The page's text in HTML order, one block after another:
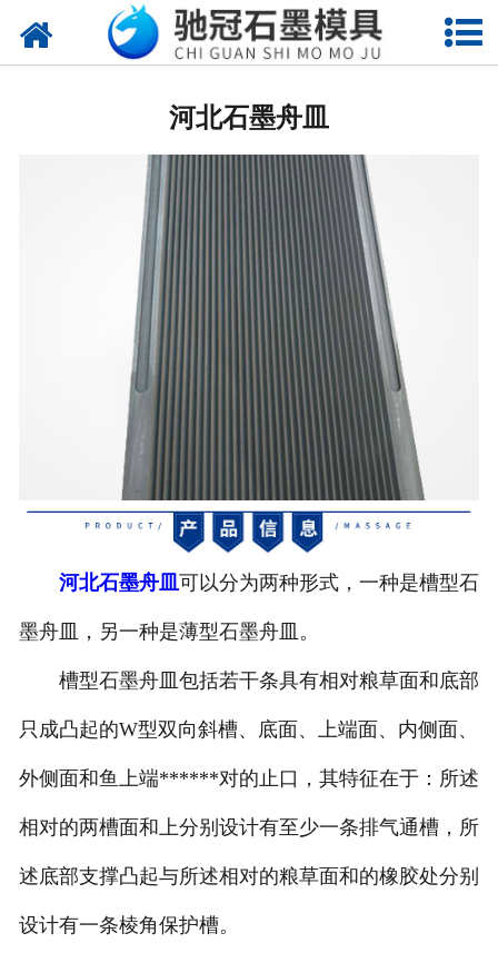
网站首页
河北电子产品模具
河北石墨管(棒板)
河北冶炼行业模具
河北石墨垫片模具
河北电子烧结模具
河北玻璃首饰模具
河北避雷产品模具
河北石墨原料
河北电子产品
河北石墨舟皿
河北石墨舟皿可以分为两种形式，一种是槽型石
墨舟皿，另一种是薄型石墨舟皿。
槽型石墨舟皿包括若干条具有相对粮草面和底部
只成凸起的W型双向斜槽、底面、上端面、内侧面、
外侧面和鱼上端******对的止口，其特征在于：所述
相对的两槽面和上分别设计有至少一条排气通槽，所
述底部支撑凸起与所述相对的粮草面和的橡胶处分别
设计有一条棱角保护槽。